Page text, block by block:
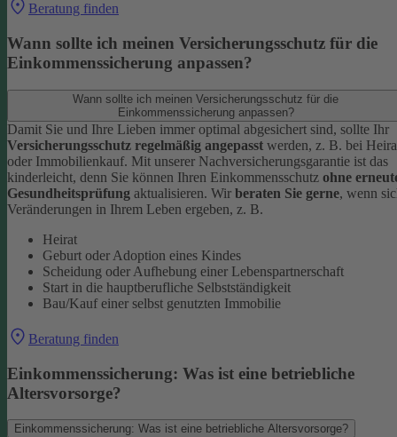
Beratung finden
Wann sollte ich meinen Versicherungsschutz für die
Einkommenssicherung anpassen?
Wann sollte ich meinen Versicherungsschutz für die
Einkommenssicherung anpassen?
Damit Sie und Ihre Lieben immer optimal abgesichert sind, sollte Ihr
Versicherungsschutz regelmäßig angepasst werden, z. B. bei
oder Immobilienkauf. Mit unserer Nachversicherungsgarantie ist das
kinderleicht, denn Sie können Ihren Einkommensschutz ohne
Gesundheitsprüfung aktualisieren. Wir beraten Sie gerne, wenn
Veränderungen in Ihrem Leben ergeben, z. B.
Heirat
Geburt oder Adoption eines Kindes
Scheidung oder Aufhebung einer Lebenspartnerschaft
Start in die hauptberufliche Selbstständigkeit
Bau/Kauf einer selbst genutzten Immobilie
Beratung finden
Einkommenssicherung: Was ist eine betriebliche
Altersvorsorge?
Einkommenssicherung: Was ist eine betriebliche Altersvorsorge?